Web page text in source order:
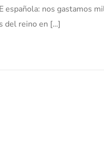
española: nos gastamos
del reino en […]